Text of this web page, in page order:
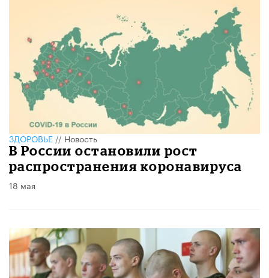
ЗДОРОВЬЕ//Новость
В России остановили рост
распространения коронавируса
18 мая